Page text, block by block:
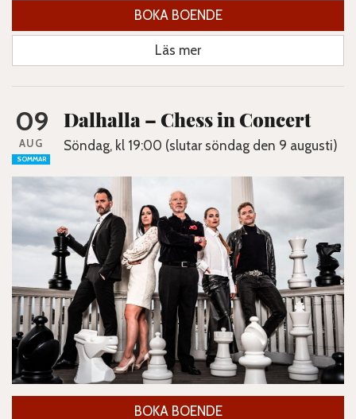
BOKA BOENDE
Läs mer
09
AUG
SOMMAR
Dalhalla – Chess in Concert
Söndag, kl 19:00 (slutar söndag den 9 augusti)
BOKA BOENDE